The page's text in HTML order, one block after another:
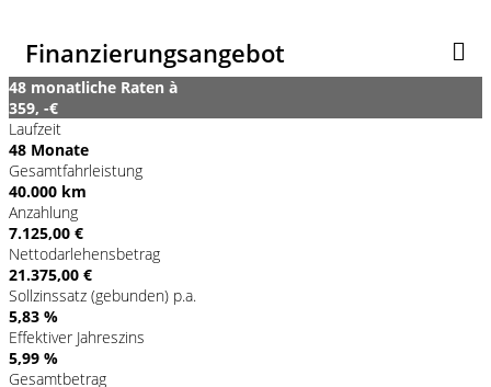
Finanzierungsangebot
48 monatliche Raten à
359, -€
Laufzeit
48 Monate
Gesamtfahrleistung
40.000 km
Anzahlung
7.125,00 €
Nettodarlehensbetrag
21.375,00 €
Sollzinssatz (gebunden) p.a.
5,83 %
Effektiver Jahreszins
5,99 %
Gesamtbetrag